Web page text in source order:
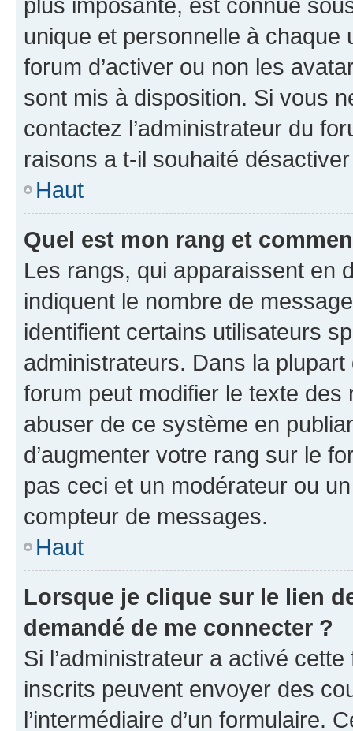
unique et personnelle à chaque
forum d’activer ou non les
sont mis à disposition. Si vous
contactez l’administrateur du
raisons a t-il souhaité
Haut
Quel est mon rang et
Les rangs, qui apparaissent en
indiquent le nombre de
identifient certains utilisateurs
administrateurs. Dans la
forum peut modifier le texte
abuser de ce système en
d’augmenter votre rang sur le
pas ceci et un modérateur ou
compteur de messages.
Haut
Lorsque je clique sur le lien
demandé de me connecter ?
Si l’administrateur a activé
inscrits peuvent envoyer des
l’intermédiaire d’un formulaire.